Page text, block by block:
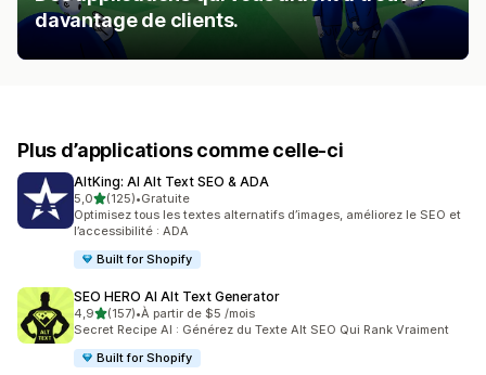
davantage de clients.
Plus d’applications comme celle-ci
AltKing: AI Alt Text SEO & ADA
5,0étoile(s) sur 5
(125)
125 avis au total
•Gratuite
Optimisez tous les textes alternatifs d’images, améliorez le SEO et
l’accessibilité : ADA
Built for Shopify
SEO HERO AI Alt Text Generator
4,9étoile(s) sur 5
(157)
157 avis au total
•À partir de $5 /mois
Secret Recipe AI : Générez du Texte Alt SEO Qui Rank Vraiment
Built for Shopify